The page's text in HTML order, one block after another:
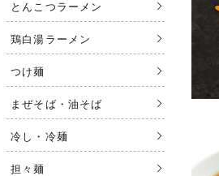
とんこつラーメン
鶏白湯ラーメン
つけ麺
まぜそば・油そば
冷し・冷麺
担々麺